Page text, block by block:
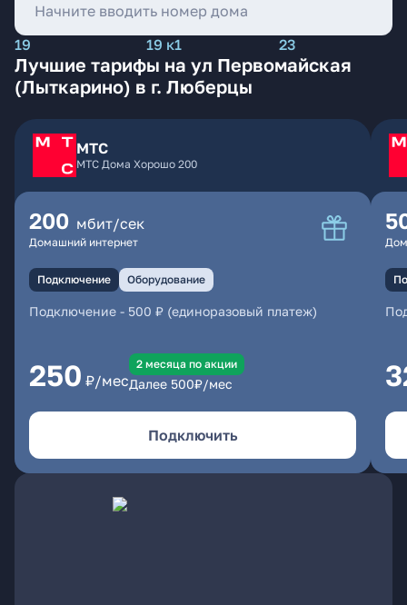
19 19 к1 23
Лучшие тарифы на ул Первомайская
(Лыткарино) в г. Люберцы
МТС
МТС Дома Хорошо 200
200 мбит/сек
Домашний интернет
Подключение Оборудование
Подключение - 500 ₽ (единоразовый платеж)
250 ₽/мес
2 месяцa по акции
Далее 500₽/мес
Подключить